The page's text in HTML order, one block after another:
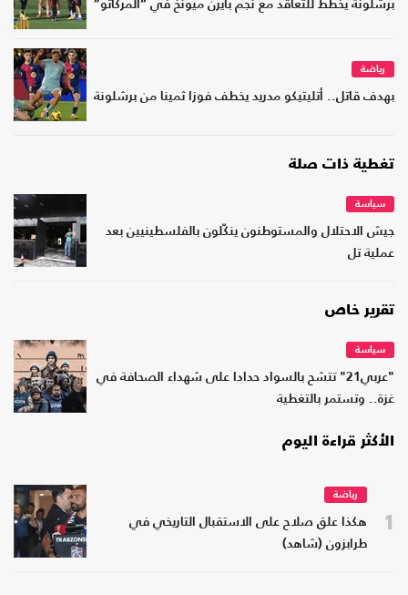
برشلونة يخطط للتعاقد مع نجم بايرن ميونخ في “المركاتو”
رياضة
بهدف قاتل.. أتليتيكو مدريد يخطف فوزا ثمينا من برشلونة
تغطية ذات صلة
سياسة
جيش الاحتلال والمستوطنون ينكّلون بالفلسطينيين بعد
عملية تل
تقرير خاص
سياسة
"عربي21" تتشح بالسواد حدادا على شهداء الصحافة في
غزة.. وتستمر بالتغطية
الأكثر قراءة اليوم
1
رياضة
هكذا علق صلاح على الاستقبال التاريخي في
طرابزون (شاهد)